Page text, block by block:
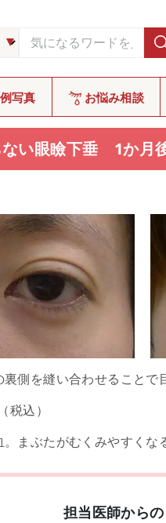
写真 お悩み相談
ない眼瞼下垂 1か月
側を縫い合わせることで
税込）
まぶたがむくみやすくな
担当医師から